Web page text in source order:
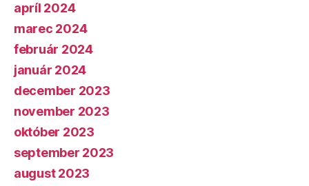
apríl 2024
marec 2024
február 2024
január 2024
december 2023
november 2023
október 2023
september 2023
august 2023